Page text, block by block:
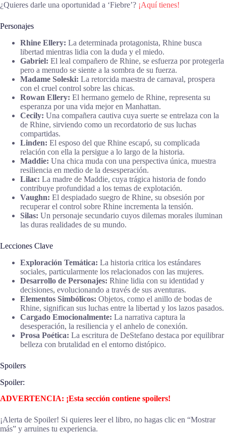
¿Quieres darle una oportunidad a ‘Fiebre’? ¡Aquí tienes!
Personajes
Rhine Ellery: La determinada protagonista, Rhine busca
libertad mientras lidia con la duda y el miedo.
Gabriel: El leal compañero de Rhine, se esfuerza por protegerla
pero a menudo se siente a la sombra de su fuerza.
Madame Soleski: La retorcida maestra de carnaval, prospera
con el cruel control sobre las chicas.
Rowan Ellery: El hermano gemelo de Rhine, representa su
esperanza por una vida mejor en Manhattan.
Cecily: Una compañera cautiva cuya suerte se entrelaza con la
de Rhine, sirviendo como un recordatorio de sus luchas
compartidas.
Linden: El esposo del que Rhine escapó, su complicada
relación con ella la persigue a lo largo de la historia.
Maddie: Una chica muda con una perspectiva única, muestra
resiliencia en medio de la desesperación.
Lilac: La madre de Maddie, cuya trágica historia de fondo
contribuye profundidad a los temas de explotación.
Vaughn: El despiadado suegro de Rhine, su obsesión por
recuperar el control sobre Rhine incrementa la tensión.
Silas: Un personaje secundario cuyos dilemas morales iluminan
las duras realidades de su mundo.
Lecciones Clave
Exploración Temática: La historia critica los estándares
sociales, particularmente los relacionados con las mujeres.
Desarrollo de Personajes: Rhine lidia con su identidad y
decisiones, evolucionando a través de sus aventuras.
Elementos Simbólicos: Objetos, como el anillo de bodas de
Rhine, significan sus luchas entre la libertad y los lazos pasados.
Cargado Emocionalmente: La narrativa captura la
desesperación, la resiliencia y el anhelo de conexión.
Prosa Poética: La escritura de DeStefano destaca por equilibrar
belleza con brutalidad en el entorno distópico.
Spoilers
Spoiler:
ADVERTENCIA: ¡Esta sección contiene spoilers!
¡Alerta de Spoiler! Si quieres leer el libro, no hagas clic en “Mostrar
más” y arruines tu experiencia.